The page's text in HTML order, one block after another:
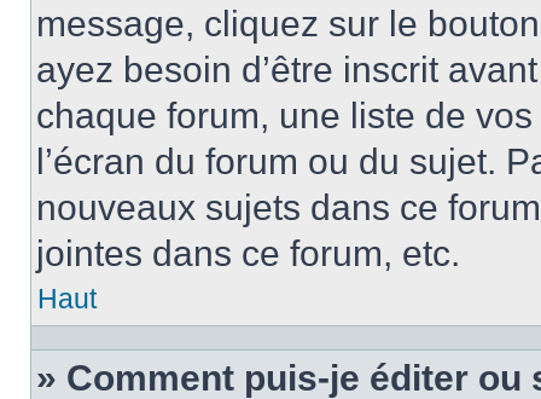
message, cliquez sur le
ayez besoin d’être inscrit
chaque forum, une liste de
l’écran du forum ou du sujet.
nouveaux sujets dans ce
jointes dans ce forum, etc.
Haut
» Comment puis-je éditer